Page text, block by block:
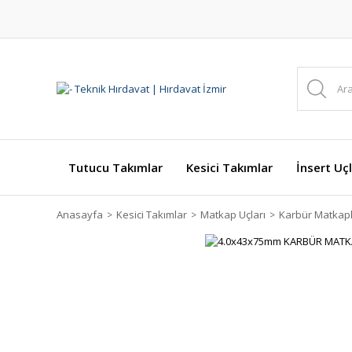
Tutucu Takımlar Kesici Takımlar İnsert
Anasayfa Kesici Takımlar Matkap Uçları Karbür